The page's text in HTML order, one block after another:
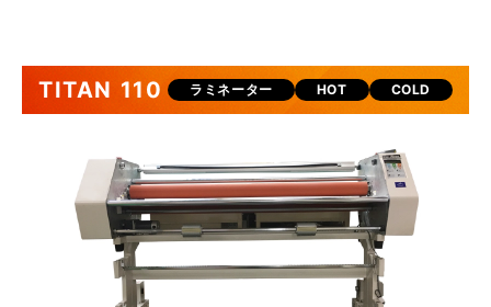
TITAN 110 ラミネーター HOT COLD